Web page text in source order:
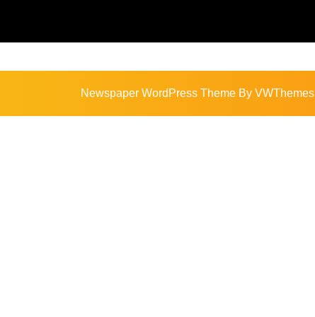
Newspaper WordPress Theme By VWThemes